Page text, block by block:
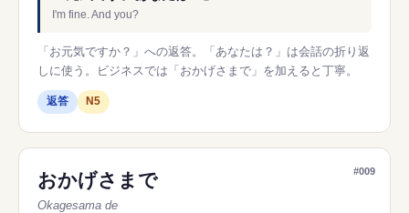
I'm fine. And you?
「お元気ですか？」への返答。「あなたは？」は会話の折り返
しに使う。ビジネスでは「おかげさまで」を加えると丁寧。
返答 N5
#009
おかげさまで
Okagesama de